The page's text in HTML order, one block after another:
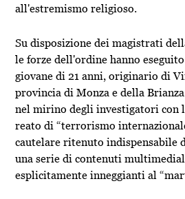
all'estremismo religioso.
Su disposizione dei magistrati
le forze dell'ordine hanno
giovane di 21 anni, originario di
provincia di Monza e della
nel mirino degli investigatori con
reato di “terrorismo
cautelare ritenuto indispensabile
una serie di contenuti
esplicitamente inneggianti al